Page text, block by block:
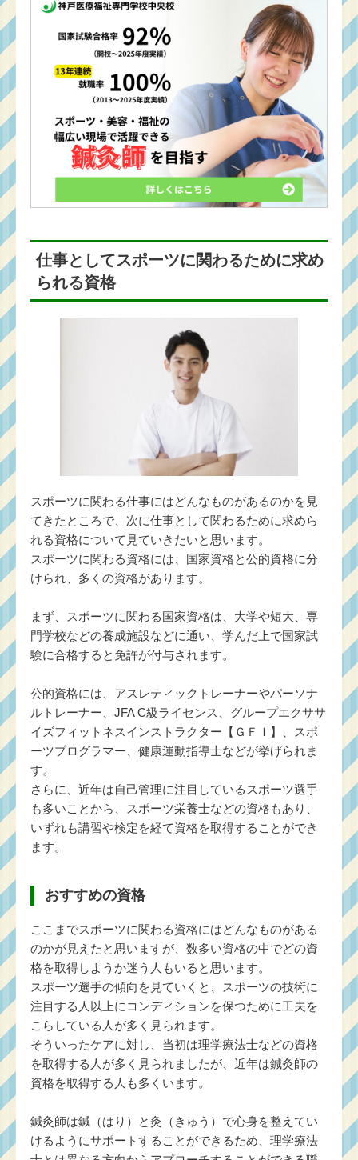
仕事としてスポーツに関わるために求め
られる資格
スポーツに関わる仕事にはどんなものがあるのかを見
てきたところで、次に仕事として関わるために求めら
れる資格について見ていきたいと思います。
スポーツに関わる資格には、国家資格と公的資格に分
けられ、多くの資格があります。
まず、スポーツに関わる国家資格は、大学や短大、専
門学校などの養成施設などに通い、学んだ上で国家試
験に合格すると免許が付与されます。
公的資格には、アスレティックトレーナーやパーソナ
ルトレーナー、JFA C級ライセンス、グループエクササ
イズフィットネスインストラクター【ＧＦＩ】、スポ
ーツプログラマー、健康運動指導士などが挙げられま
す。
さらに、近年は自己管理に注目しているスポーツ選手
も多いことから、スポーツ栄養士などの資格もあり、
いずれも講習や検定を経て資格を取得することができ
ます。
おすすめの資格
ここまでスポーツに関わる資格にはどんなものがある
のかが見えたと思いますが、数多い資格の中でどの資
格を取得しようか迷う人もいると思います。
スポーツ選手の傾向を見ていくと、スポーツの技術に
注目する人以上にコンディションを保つために工夫を
こらしている人が多く見られます。
そういったケアに対し、当初は理学療法士などの資格
を取得する人が多く見られましたが、近年は鍼灸師の
資格を取得する人も多くいます。
鍼灸師は鍼（はり）と灸（きゅう）で心身を整えてい
けるようにサポートすることができるため、理学療法